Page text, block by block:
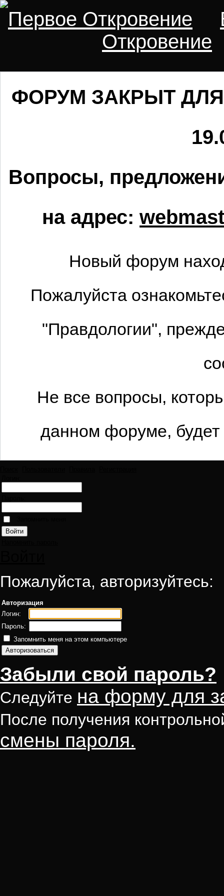
Первое Откровение
Откровение
ФОРУМ ЗАКРЫТ
Вопросы,
на адрес:
Новый форум
Пожалуйста
"Правдологии",
Не все вопросы,
данном форуме,
Пожалуйста, авторизуйтесь:
Авторизация
Логин:
Пароль:
Запомнить меня на этом компьютере
Забыли свой пароль?
Следуйте на форму для
После получения
смены пароля.